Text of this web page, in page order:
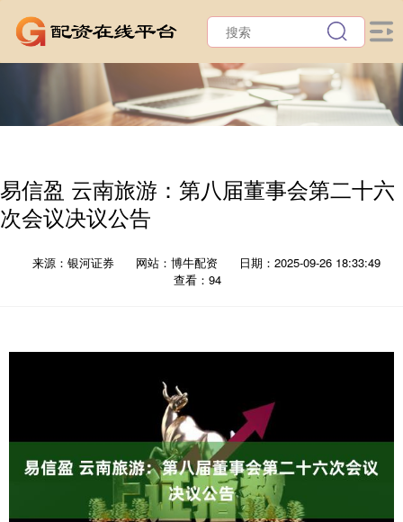
易信盈 云南旅游：第八届董事会第二十六
次会议决议公告
来源：银河证券 网站：博牛配资
日期：2025-09-26 18:33:49
查看：94